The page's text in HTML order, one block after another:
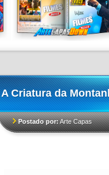
A Criatura da
Postado por:Arte Capas